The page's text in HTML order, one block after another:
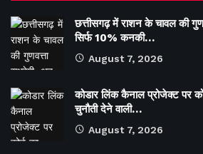
छत्तीसगढ़ में राशन के चावल की
सिर्फ 10% कनकी…
August 7, 2026
कोडार लिंक कैनाल प्रोजेक्ट पर
चुनौती देने वाली…
August 7, 2026